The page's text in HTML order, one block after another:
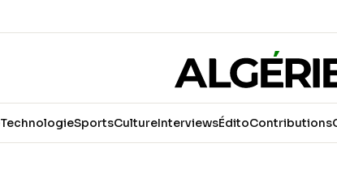
TechnologieSportsCultureInterviewsÉditoContributions